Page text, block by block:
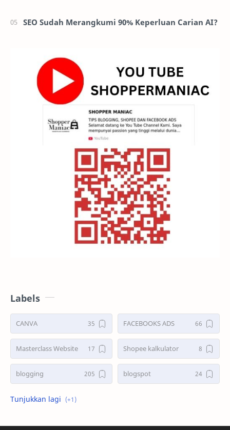
SEO Sudah Merangkumi 90% Keperluan Carian AI?
Labels
CANVA FACEBOOKS ADS
Masterclass Website Shopee kalkulator
blogging blogspot
shopee